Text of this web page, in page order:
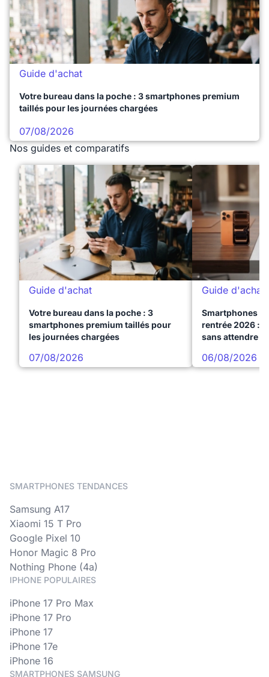
Guide d'achat
Votre bureau dans la poche : 3 smartphones premium
taillés pour les journées chargées
07/08/2026
Nos guides et comparatifs
Guide d'achat
Votre bureau dans la poche : 3
smartphones premium taillés pour
les journées chargées
07/08/2026
Guide d'achat
Smartphones
rentrée 2026 :
sans attendre
06/08/2026
SMARTPHONES TENDANCES
Samsung A17
Xiaomi 15 T Pro
Google Pixel 10
Honor Magic 8 Pro
Nothing Phone (4a)
IPHONE POPULAIRES
iPhone 17 Pro Max
iPhone 17 Pro
iPhone 17
iPhone 17e
iPhone 16
SMARTPHONES SAMSUNG